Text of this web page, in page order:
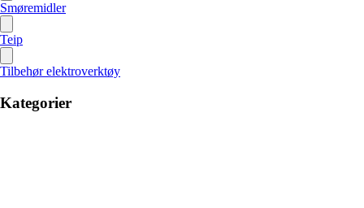
Smøremidler
Teip
Tilbehør elektroverktøy
Kategorier